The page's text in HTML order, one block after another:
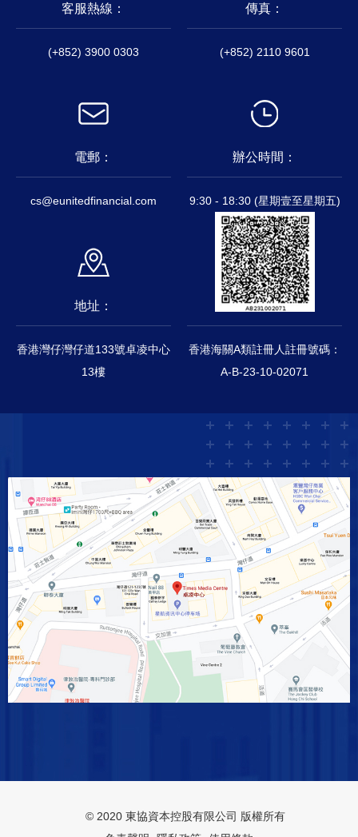
客服熱線：
(+852) 3900 0303
傳真：
(+852) 2110 9601
電郵：
cs@eunitedfinancial.com
辦公時間：
9:30 - 18:30 (星期壹至星期五)
地址：
香港灣仔灣仔道133號卓凌中心
13樓
香港海關A類註冊人註冊號碼：
A-B-23-10-02071
© 2020 東協資本控股有限公司 版權所有